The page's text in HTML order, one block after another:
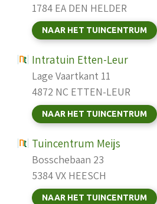
1784 EA DEN HELDER
NAAR HET TUINCENTRUM
Intratuin Etten-Leur
Lage Vaartkant 11
4872 NC ETTEN-LEUR
NAAR HET TUINCENTRUM
Tuincentrum Meijs
Bosschebaan 23
5384 VX HEESCH
NAAR HET TUINCENTRUM